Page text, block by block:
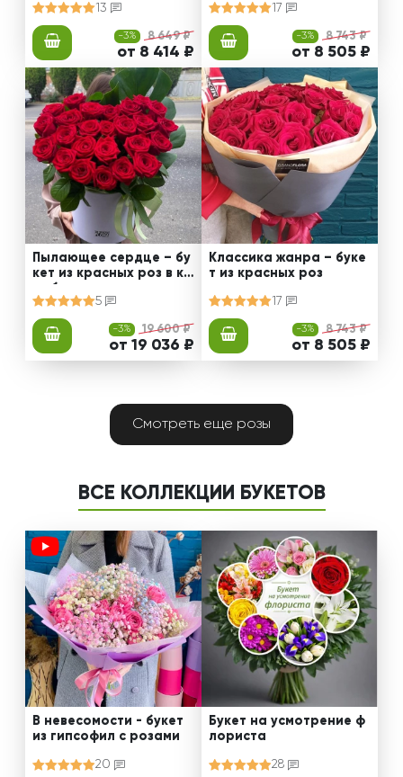
13
-3% 8 649 ₽
от 8 414 ₽
17
-3% 8 743 ₽
от 8 505 ₽
Пылающее сердце – бу
кет из красных роз в ко
робке
5
-3% 19 600 ₽
от 19 036 ₽
Классика жанра – буке
т из красных роз
17
-3% 8 743 ₽
от 8 505 ₽
Смотреть еще розы
ВСЕ КОЛЛЕКЦИИ БУКЕТОВ
В невесомости - букет
из гипсофил с розами
20
Букет на усмотрение ф
лориста
28